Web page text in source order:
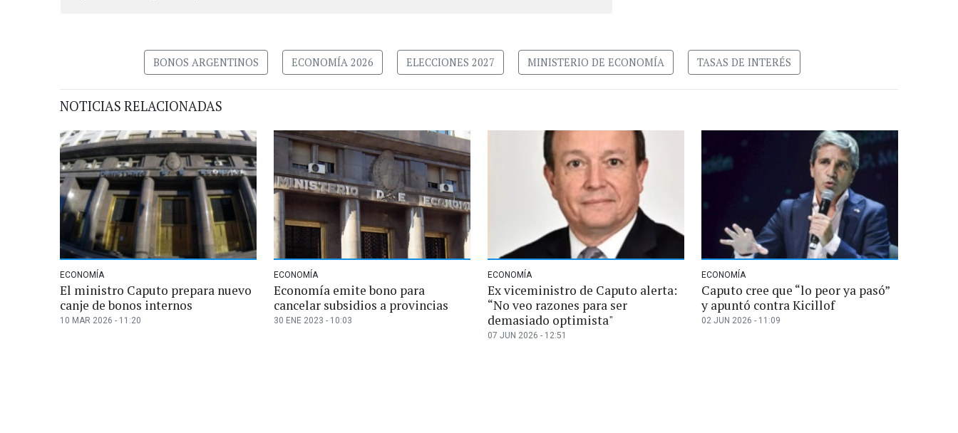
BONOS ARGENTINOS ECONOMÍA 2026 ELECCIONES 2027 MINISTERIO DE ECONOMÍA TASAS DE INTERÉS
NOTICIAS RELACIONADAS
ECONOMÍA
El ministro Caputo prepara nuevo
canje de bonos internos
10 MAR 2026 - 11:20
ECONOMÍA
Economía emite bono para
cancelar subsidios a provincias
30 ENE 2023 - 10:03
ECONOMÍA
Ex viceministro de Caputo alerta:
“No veo razones para ser
demasiado optimista"
07 JUN 2026 - 12:51
ECONOMÍA
Caputo cree que “lo peor ya pasó”
y apuntó contra Kicillof
02 JUN 2026 - 11:09